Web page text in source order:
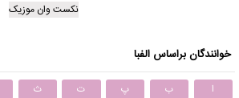
نکست وان موزیک
خوانندگان براساس الفبا
ا ب پ ت ث